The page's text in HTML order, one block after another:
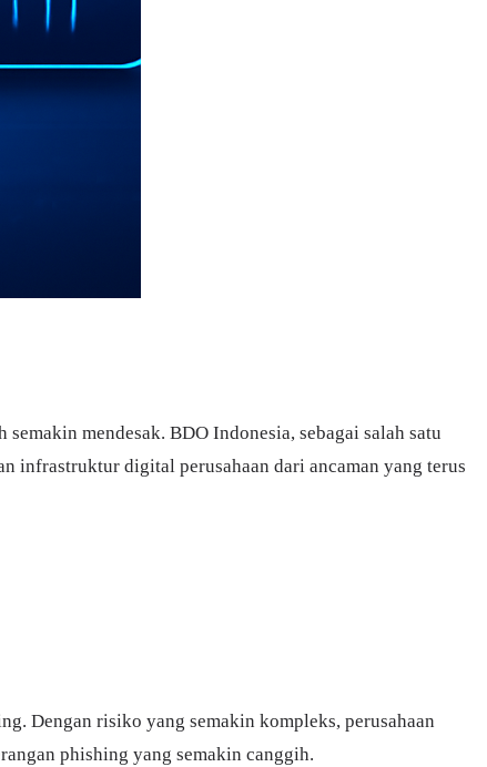
mendesak. BDO Indonesia, sebagai salah satu
infrastruktur digital perusahaan dari ancaman yang terus
Dengan risiko yang semakin kompleks, perusahaan
phishing yang semakin canggih.